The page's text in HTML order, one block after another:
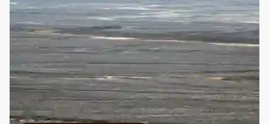
sletten, føler man sig meget lille. Horisonten virker
uendelig, og landskabet skifter karakter i takt med lyset,
skyerne og vejret.
På Best Travels rundrejse i Island krydses den enorme
sandørken ad Ringvejen, der skærer sig gennem de øde
vidder. Det er en af de strækninger, hvor man virkelig
mærker Islands rå natur og forstår, hvor tæt livet her er